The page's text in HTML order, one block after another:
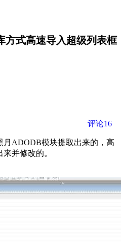
方式高速导入超级列表框
评论16
ADODB模块提取出来的，高
并修改的。